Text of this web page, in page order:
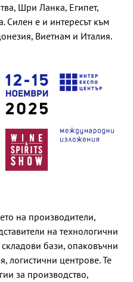
Шри Ланка, Египет,
Силен е и интересът към
Виетнам и Италия.
на производители,
на технологични
бази, опаковъчни
логистични центрове. Те
за производство,